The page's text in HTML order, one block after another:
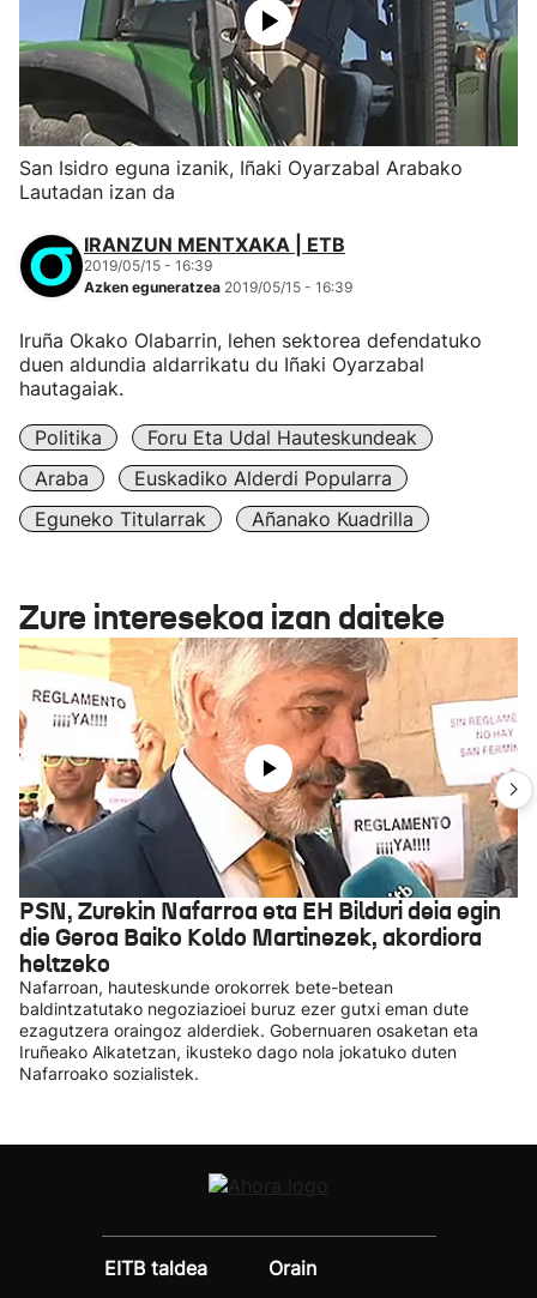
San Isidro eguna izanik, Iñaki Oyarzabal Arabako
Lautadan izan da
IRANZUN MENTXAKA | ETB
2019/05/15 - 16:39
Azken eguneratzea 2019/05/15 - 16:39
Iruña Okako Olabarrin, lehen sektorea defendatuko
duen aldundia aldarrikatu du Iñaki Oyarzabal
hautagaiak.
Politika
Foru Eta Udal Hauteskundeak
Araba
Euskadiko Alderdi Popularra
Eguneko Titularrak
Añanako Kuadrilla
Zure interesekoa izan daiteke
PSN, Zurekin Nafarroa eta EH Bilduri deia egin
die Geroa Baiko Koldo Martinezek, akordiora
heltzeko
Nafarroan, hauteskunde orokorrek bete-betean
baldintzatutako negoziazioei buruz ezer gutxi eman dute
ezagutzera oraingoz alderdiek. Gobernuaren osaketan eta
Iruñeako Alkatetzan, ikusteko dago nola jokatuko duten
Nafarroako sozialistek.
EITB taldea
Orain